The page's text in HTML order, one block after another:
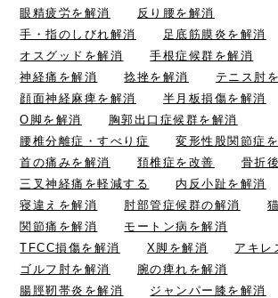
眼精疲労を解消
反り腰を解消
手・指のしびれ解消
足底筋膜炎を解消
オスグッドを解消
手根症候群を解消
神経痛を解消
捻挫を解消
テニス肘
顔面神経麻痺を解消
半月板損傷を解消
O脚を解消
胸郭出口症候群を解消
腰椎分離症・すべり症
変形性股関節症
首の痛みを解消
頚椎症を改善
骨折
三叉神経痛を軽減する
内反小趾を解消
寝違えを解消
肘部管症候群の解消
関節痛を解消
モートン病を解消
TFCC損傷を解消
X脚を解消
アキレ
ゴルフ肘を解消
腕の痺れを解消
腸脛靭帯炎を解消
ジャンパー膝を解消